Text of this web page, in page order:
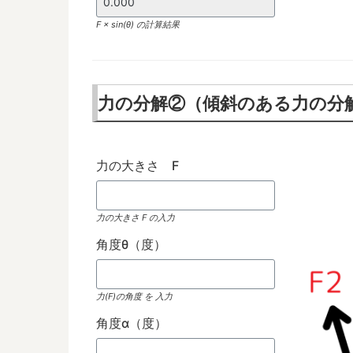
F × sin(θ) の計算結果
力の分解②（傾斜のある力の分
力の大きさ F
力の大きさ F の入力
角度θ（度）
力(F)の角度 を 入力
角度α（度）